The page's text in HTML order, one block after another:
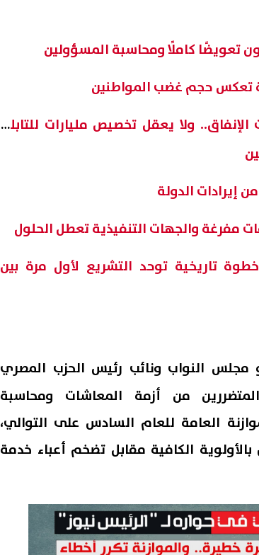
تعويضًا كاملًا ومحاسبة المسؤولين
الإنفاق.. ولا يعقل تخصيص مليارات للتابلت
إيرادات الدولة
مفرغة والجهات التنفيذية تعطل الحلول
تاريخية توحد التشريع لأول مرة بين
مجلس النواب ونائب رئيس الحزب المصري
من أزمة المعاشات ومحاسبة
العامة للعام السادس على التوالي،
الكافية مقابل تضخم أعباء خدمة
الدور الثاني للصف
07 أغسطس, 2026 04:25 م